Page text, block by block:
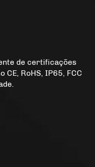
de certificações
RoHS, IP65, FCC